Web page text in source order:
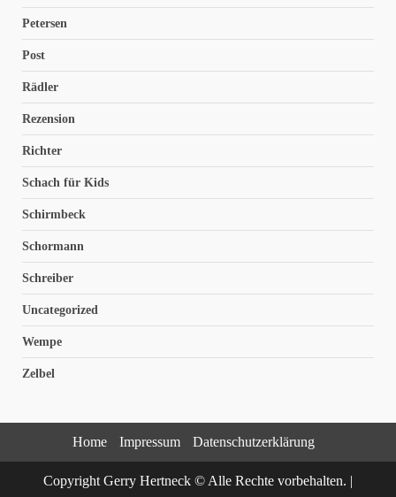
Petersen
Post
Rädler
Rezension
Richter
Schach für Kids
Schirmbeck
Schormann
Schreiber
Uncategorized
Wempe
Zelbel
Home Impressum Datenschutzerklärung
Copyright Gerry Hertneck © Alle Rechte vorbehalten. |